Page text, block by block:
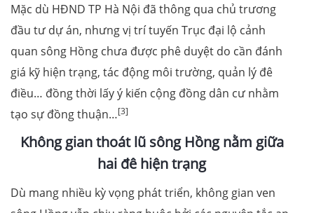
Mặc dù HĐND TP Hà Nội đã thông qua chủ trương
đầu tư dự án, nhưng vị trí tuyến Trục đại lộ cảnh
quan sông Hồng chưa được phê duyệt do cần đánh
giá kỹ hiện trạng, tác động môi trường, quản lý đê
điều… đồng thời lấy ý kiến cộng đồng dân cư nhằm
tạo sự đồng thuận…[3]
Không gian thoát lũ sông Hồng nằm giữa
hai đê hiện trạng
Dù mang nhiều kỳ vọng phát triển, không gian ven